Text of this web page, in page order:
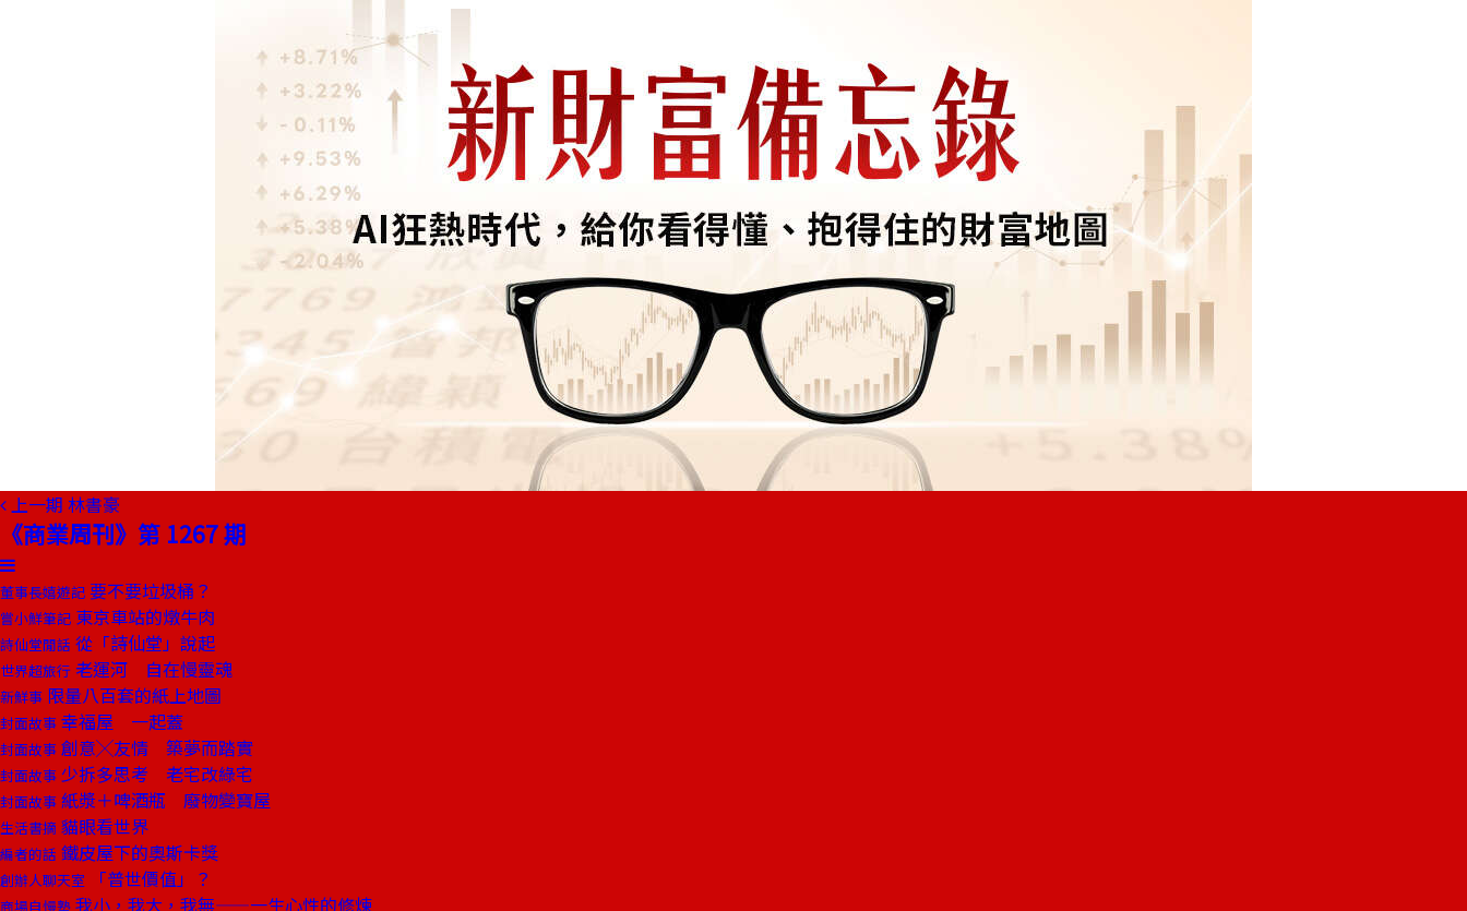
上一期 林書豪
《商業周刊》第 1267 期
董事長嬉遊記 要不要垃圾桶？
嘗小鮮筆記 東京車站的燉牛肉
詩仙堂閒話 從「詩仙堂」說起
世界超旅行 老運河 自在慢靈魂
新鮮事 限量八百套的紙上地圖
封面故事 幸福屋 一起蓋
封面故事 創意╳友情 築夢而踏實
封面故事 少拆多思考 老宅改綠宅
封面故事 紙漿＋啤酒瓶 廢物變寶屋
生活書摘 貓眼看世界
編者的話 鐵皮屋下的奧斯卡獎
創辦人聊天室 「普世價值」？
商場自慢塾 我小，我大，我無——一生心性的修煉